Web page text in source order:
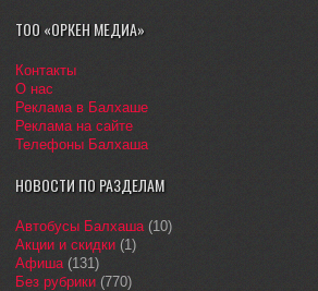
ТОО «ОРКЕН МЕДИА»
Контакты
О нас
Реклама в Балхаше
Реклама на сайте
Телефоны Балхаша
НОВОСТИ ПО РАЗДЕЛАМ
Автобусы Балхаша(10)
Акции и скидки (1)
Афиша(131)
Без рубрики (770)